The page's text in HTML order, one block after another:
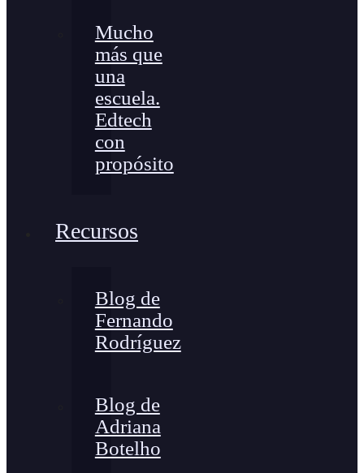
Mucho
más que
una
escuela.
Edtech
con
propósito
Recursos
Blog de
Fernando
Rodríguez
Blog de
Adriana
Botelho